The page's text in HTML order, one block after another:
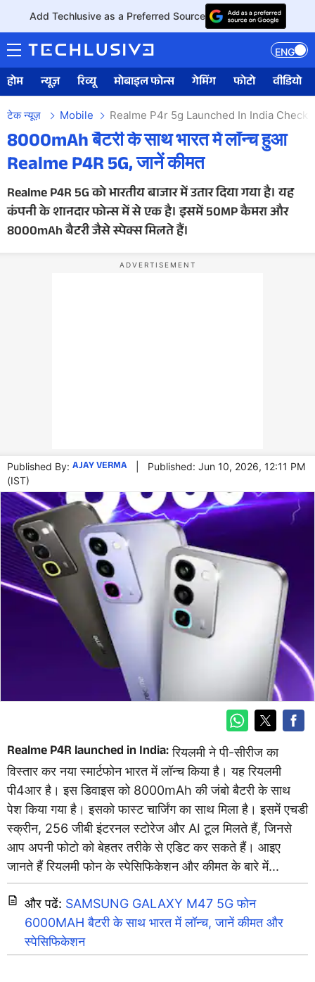
Add Techlusive as a Preferred Source
ENG
होम न्यूज़ रिव्यू मोबाइल फोन्स गेमिंग फोटो वीडियो
टेक न्यूज़ Mobile Realme P4r 5g Launched In India
8000mAh बैटरी के साथ भारत में लॉन्च हुआ
Realme P4R 5G, जानें कीमत
Realme P4R 5G को भारतीय बाजार में उतार दिया गया है। यह
कंपनी के शानदार फोन्स में से एक है। इसमें 50MP कैमरा और
8000mAh बैटरी जैसे स्पेक्स मिलते हैं।
Published By: AJAY VERMA
Published: Jun 10, 2026, 12:11 PM
(IST)
Realme P4R launched in India:रियलमी ने पी-सीरीज का
विस्तार कर नया स्मार्टफोन भारत में लॉन्च किया है। यह रियलमी
पी4आर है। इस डिवाइस को 8000mAh की जंबो बैटरी के साथ
पेश किया गया है। इसको फास्ट चार्जिंग का साथ मिला है। इसमें एचडी
स्क्रीन, 256 जीबी इंटरनल स्टोरेज और AI टूल मिलते हैं, जिनसे
आप अपनी फोटो को बेहतर तरीके से एडिट कर सकते हैं। आइए
जानते हैं रियलमी फोन के स्पेसिफिकेशन और कीमत के बारे में...
और पढें: SAMSUNG GALAXY M47 5G फोन
6000MAH बैटरी के साथ भारत में लॉन्च, जानें कीमत और
स्पेसिफिकेशन